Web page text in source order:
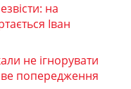
на
Іван
не ігнорувати
попередження